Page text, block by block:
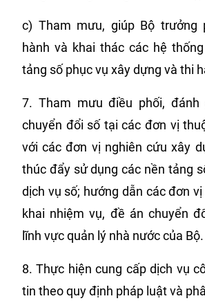
c) Tham mưu, giúp Bộ trưởng
hành và khai thác các hệ
tảng số phục vụ xây dựng và thi
7. Tham mưu điều phối, đánh
chuyển đổi số tại các đơn vị
với các đơn vị nghiên cứu xây
thúc đẩy sử dụng các nền tảng
dịch vụ số; hướng dẫn các đơn
khai nhiệm vụ, đề án chuyển
lĩnh vực quản lý nhà nước của Bộ.
8. Thực hiện cung cấp dịch vụ
tin theo quy định pháp luật và